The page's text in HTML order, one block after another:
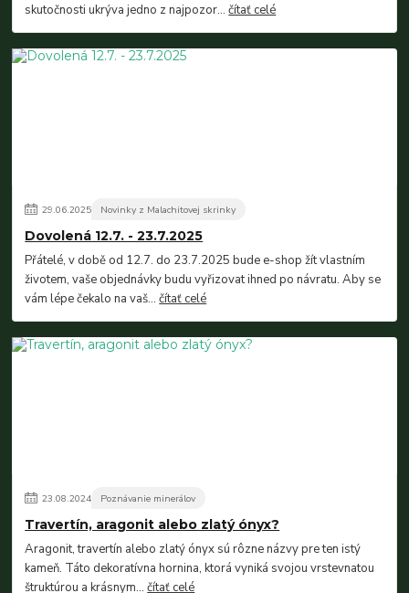
skutočnosti ukrýva jedno z najpozor...čítať celé
29.06.2025 Novinky z Malachitovej skrinky
Dovolená 12.7. - 23.7.2025
Přátelé, v době od 12.7. do 23.7.2025 bude e-shop žít vlastním
životem, vaše objednávky budu vyřizovat ihned po návratu. Aby se
vám lépe čekalo na vaš...čítať celé
23.08.2024 Poznávanie minerálov
Travertín, aragonit alebo zlatý ónyx?
Aragonit, travertín alebo zlatý ónyx sú rôzne názvy pre ten istý
kameň. Táto dekoratívna hornina, ktorá vyniká svojou vrstevnatou
štruktúrou a krásnym...čítať celé